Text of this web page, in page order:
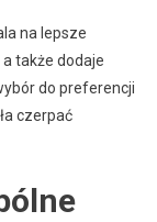
na lepsze
także dodaje
do preferencji
czerpać